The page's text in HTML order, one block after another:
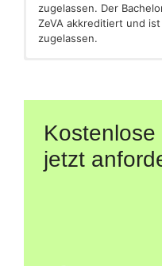
zugelassen. Der
ZeVA akkreditiert und
zugelassen.
jetzt